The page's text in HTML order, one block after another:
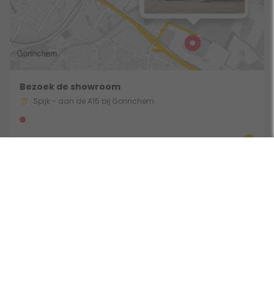
Bezoek de showroom
Spijk - aan de A15 bij Gorinchem